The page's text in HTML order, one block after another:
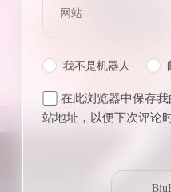
我不是机器人
在此浏览器中保存
站地址，以便下次评论